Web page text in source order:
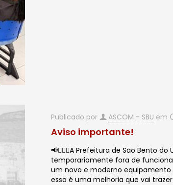
Publicado por ASCOM - SBU em
Aviso importante!
📢🙋🏻‍♂️A Prefeitura de São Bento
temporariamente fora de
um novo e moderno equipamento
essa é uma melhoria que vai